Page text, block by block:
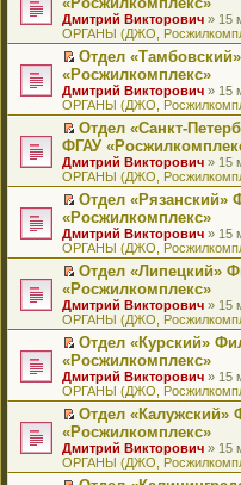
ю
б
щ
е
н
ю
м
у
с
о
б
щ
е
н
и
ю
т
а
н
н
м
у
с
о
о
б
щ
е
н
ю
п
р
о
ч
т
а
н
н
о
м
у
с
о
б
щ
е
н
ю
о
м
у
н
п
р
о
ч
и
т
а
н
н
м
у
с
о
б
щ
е
н
ю
к
п
е
р
о
м
у
н
е
п
р
о
ч
т
а
н
н
м
у
с
о
б
щ
е
н
ю
р
е
й
т
к
п
е
р
в
о
м
у
н
п
р
о
ч
т
а
н
н
м
у
с
о
б
щ
Дмитрий Викторович » 15
ОРГАНЫ (ДЖО,
П
р
е
й
т
и
к
п
е
р
о
м
у
н
п
р
о
ч
т
а
н
н
м
у
Отдел
«Росжилкомплекс»
Дмитрий Викторович » 15
ОРГАНЫ (ДЖО,
П
е
р
е
й
т
к
п
е
р
о
м
у
н
п
р
о
ч
т
а
Отдел «Санкт-
ФГАУ
Дмитрий Викторович » 15
ОРГАНЫ (ДЖО,
П
р
е
й
т
к
п
е
р
о
м
у
н
п
р
Отдел
«Росжилкомплекс»
Дмитрий Викторович » 15
ОРГАНЫ (ДЖО,
П
р
е
й
т
к
п
е
р
о
м
Отдел «Липецкий»
«Росжилкомплекс»
Дмитрий Викторович » 15
ОРГАНЫ (ДЖО,
П
р
е
й
т
к
п
Отдел «Курский»
«Росжилкомплекс»
Дмитрий Викторович » 15
ОРГАНЫ (ДЖО,
П
р
е
Отдел
«Росжилкомплекс»
Дмитрий Викторович » 15
ОРГАНЫ (ДЖО,